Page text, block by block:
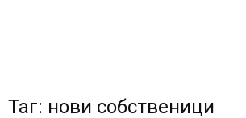
Таг: нови собственици